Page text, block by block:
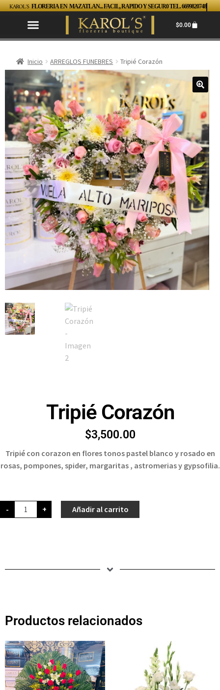
KAROL´S FLORERIA EN MAZATLAN... FACIL, RAPIDO Y SEGUR0 TEL. 6699820748
$0.00
Inicio ARREGLOS FUNEBRES Tripié Corazón
Tripié Corazón
$3,500.00
Tripié con corazon en flores tonos pastel blanco y rosado en
rosas, pompones, spider, margaritas , astromerias y gypsofilia.
- + Añadir al carrito
Productos relacionados